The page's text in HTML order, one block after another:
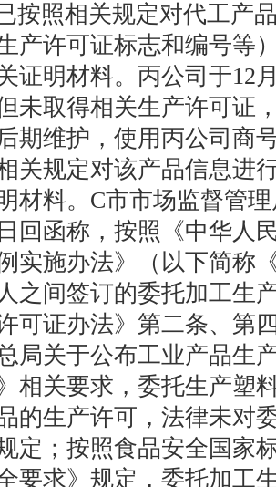
按照相关规定对代工产
产许可证标志和编号等
证明材料。丙公司于12
未取得相关生产许可证
期维护，使用丙公司商
关规定对该产品信息进
材料。C市市场监督管
回函称，按照《中华人
实施办法》（以下简称
之间签订的委托加工生
可证办法》第二条、第
局关于公布工业产品生
相关要求，委托生产塑
的生产许可，法律未对
定；按照食品安全国家
要求》规定，委托加工